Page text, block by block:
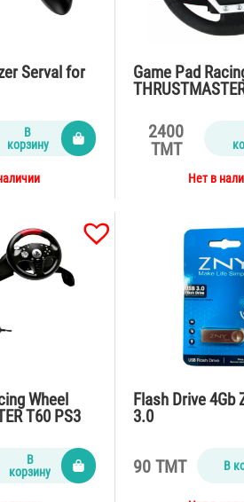
Serval for
В
корзину
Game Pad
2400
TMT
Нет в
Wheel
T60 PS3
В
корзину
Flash Drive 4Gb
3.0
90 TMT В